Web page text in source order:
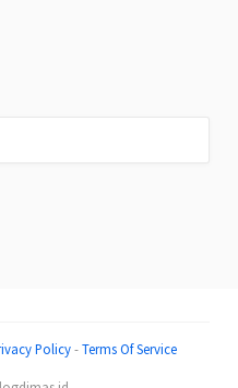
Policy-Terms Of Service